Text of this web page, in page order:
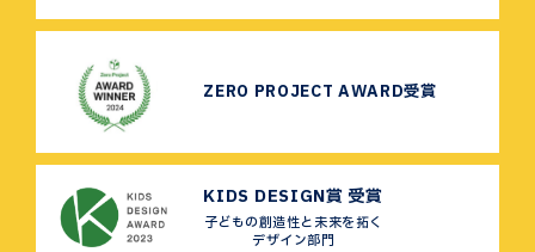
ZERO PROJECT AWARD受賞
KIDS DESIGN賞 受賞
子どもの創造性と未来を拓く
デザイン部門